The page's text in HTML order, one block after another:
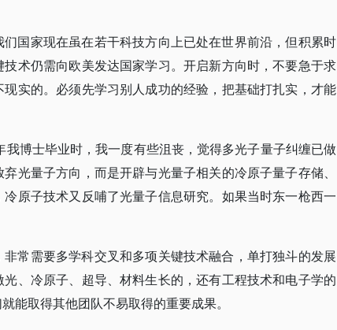
国家现在虽在若干科技方向上已处在世界前沿，但积累时
术仍需向欧美发达国家学习。开启新方向时，不要急于求
实的。必须先学习别人成功的经验，把基础打扎实，才能
博士毕业时，我一度有些沮丧，觉得多光子量子纠缠已做
光量子方向，而是开辟与光量子相关的冷原子量子存储、
原子技术又反哺了光量子信息研究。如果当时东一枪西一
常需要多学科交叉和多项关键技术融合，单打独斗的发展
、冷原子、超导、材料生长的，还有工程技术和电子学的
能取得其他团队不易取得的重要成果。